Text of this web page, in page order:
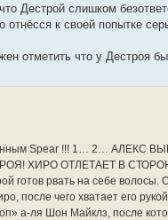
Дестрой слишком
к своей попытке
отметить что у Дестроя
Spear !!! 1… 2… АЛЕКС
ХИРО ОТЛЕТАЕТ В
рвать на себе волосы.
после чего хватает его
а-ля Шон Майклз, после